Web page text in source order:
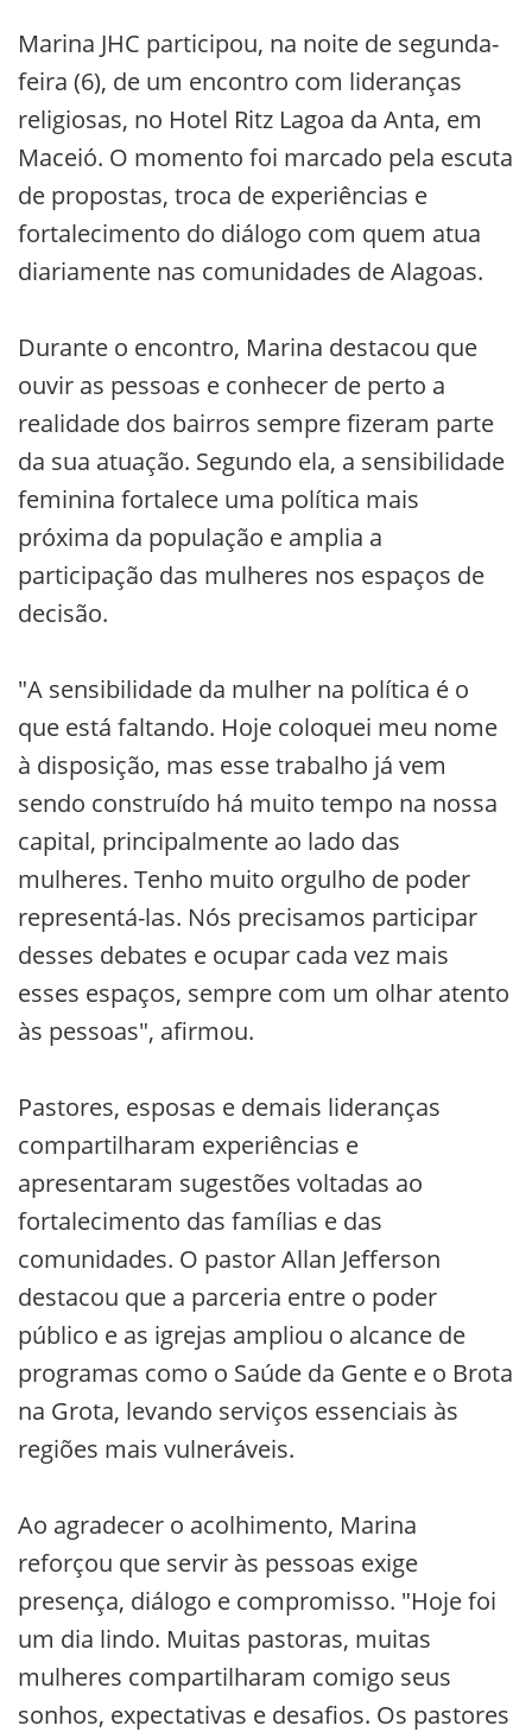
Marina JHC participou, na noite de segunda-
feira (6), de um encontro com lideranças
religiosas, no Hotel Ritz Lagoa da Anta, em
Maceió. O momento foi marcado pela escuta
de propostas, troca de experiências e
fortalecimento do diálogo com quem atua
diariamente nas comunidades de Alagoas.
Durante o encontro, Marina destacou que
ouvir as pessoas e conhecer de perto a
realidade dos bairros sempre fizeram parte
da sua atuação. Segundo ela, a sensibilidade
feminina fortalece uma política mais
próxima da população e amplia a
participação das mulheres nos espaços de
decisão.
"A sensibilidade da mulher na política é o
que está faltando. Hoje coloquei meu nome
à disposição, mas esse trabalho já vem
sendo construído há muito tempo na nossa
capital, principalmente ao lado das
mulheres. Tenho muito orgulho de poder
representá-las. Nós precisamos participar
desses debates e ocupar cada vez mais
esses espaços, sempre com um olhar atento
às pessoas", afirmou.
Pastores, esposas e demais lideranças
compartilharam experiências e
apresentaram sugestões voltadas ao
fortalecimento das famílias e das
comunidades. O pastor Allan Jefferson
destacou que a parceria entre o poder
público e as igrejas ampliou o alcance de
programas como o Saúde da Gente e o Brota
na Grota, levando serviços essenciais às
regiões mais vulneráveis.
Ao agradecer o acolhimento, Marina
reforçou que servir às pessoas exige
presença, diálogo e compromisso. "Hoje foi
um dia lindo. Muitas pastoras, muitas
mulheres compartilharam comigo seus
sonhos, expectativas e desafios. Os pastores